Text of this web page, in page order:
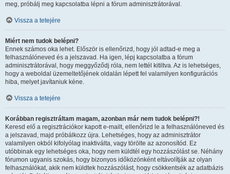
meg, próbálj meg kapcsolatba lépni a fórum adminisztrátorával.
Vissza a tetejére
Miért nem tudok belépni?
Ennek számos oka lehet. Először is ellenőrizd, hogy jól adtad-e meg a
felhasználóneved és a jelszavad. Ha igen, lépj kapcsolatba a fórum
adminisztrátorával, hogy meggyőződj róla, nem lettél kitiltva. Az is lehetséges,
hogy a weboldal üzemeltetőjének oldalán lépett fel valamilyen konfigurációs
hiba, melyet javítaniuk kéne.
Vissza a tetejére
Korábban regisztráltam magam, azonban már nem tudok belépni?!
Keresd elő a regisztrációkor kapott e-mailt, ellenőrizd le a felhasználóneved és
a jelszavad, majd próbálkozz újra. Lehetséges, hogy az adminisztrátor
valamilyen okból kifolyólag inaktiválta, vagy törölte az azonosítód. Ez
utóbbinak egy lehetséges oka, hogy nem küldtél egy hozzászólást se. Néhány
fórumon ugyanis szokás, hogy bizonyos időközönként eltávolítják az olyan
felhasználókat, akik nem küldtek hozzászólást, hogy csökkentsék az adatbázis